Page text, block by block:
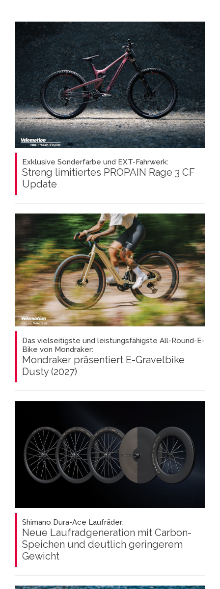
Exklusive Sonderfarbe und EXT-Fahrwerk:
Streng limitiertes PROPAIN Rage 3 CF
Update
Das vielseitigste und leistungsfähigste All-Round-E-
Bike von Mondraker:
Mondraker präsentiert E-Gravelbike
Dusty (2027)
Shimano Dura-Ace Laufräder:
Neue Laufradgeneration mit Carbon-
Speichen und deutlich geringerem
Gewicht